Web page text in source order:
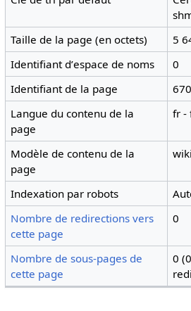
Taille de la page (en octets)
5
Identifiant dʼespace de noms
0
Identifiant de la page
Langue du contenu de la
page
fr -
Modèle de contenu de la
page
Indexation par robots
Nombre de redirections vers
cette page
0
Nombre de sous-pages de
cette page
0